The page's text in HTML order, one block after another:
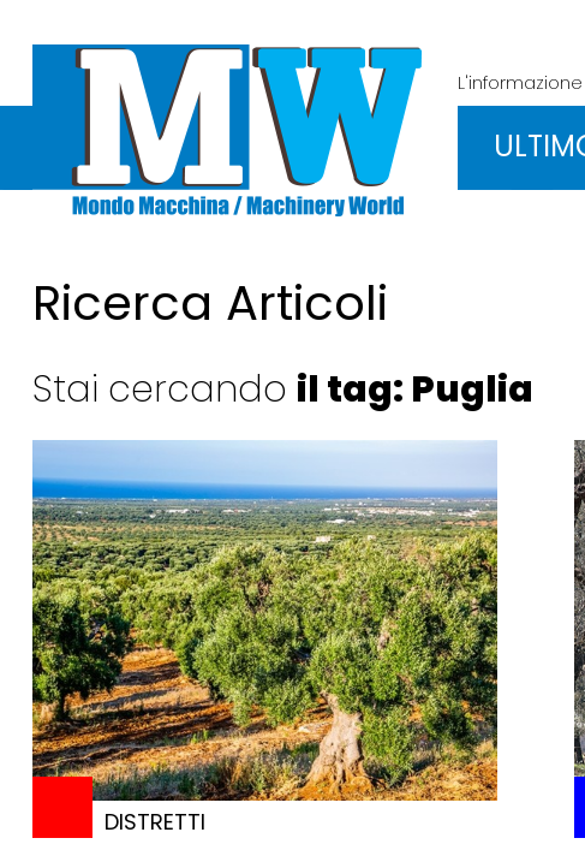
Ricerca Articoli
Stai cercando il tag: Puglia
DISTRETTI